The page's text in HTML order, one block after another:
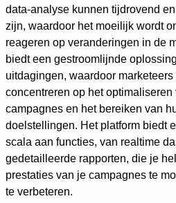
data-analyse kunnen tijdrovend
zijn, waardoor het moeilijk wordt
reageren op veranderingen in de
biedt een gestroomlijnde
uitdagingen, waardoor
concentreren op het optimaliseren
campagnes en het bereiken van
doelstellingen. Het platform biedt
scala aan functies, van realtime
gedetailleerde rapporten, die je
prestaties van je campagnes te
te verbeteren.